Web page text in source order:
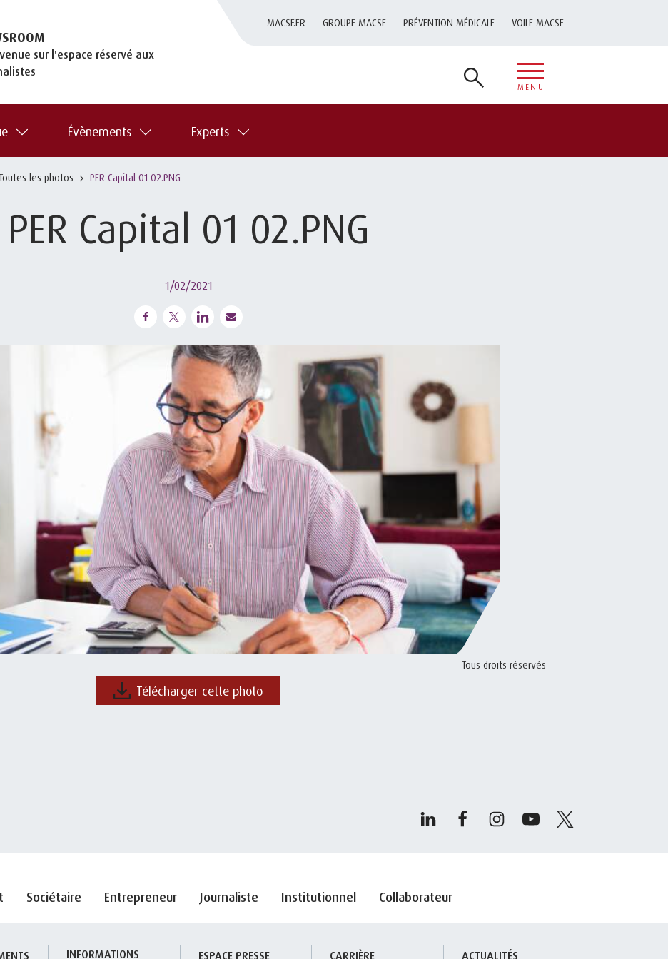
sur l'espace réservé aux
MACSF.FR GROUPE MACSF PRÉVENTION MÉDICALE VOILE MACSF
MENU
Évènements Experts
les photos PER Capital 01 02.PNG
PER Capital 01 02.PNG
1/02/2021
Tous droits réservés
Télécharger cette photo
Sociétaire Entrepreneur Journaliste Institutionnel Collaborateur
INFORMATIONS ESPACE PRESSE CARRIÈRE ACTUALITÉS